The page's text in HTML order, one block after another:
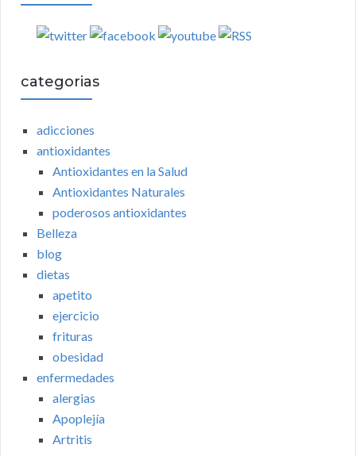
categorias
adicciones
antioxidantes
Antioxidantes en la Salud
Antioxidantes Naturales
poderosos antioxidantes
Belleza
blog
dietas
apetito
ejercicio
frituras
obesidad
enfermedades
alergias
Apoplejía
Artritis